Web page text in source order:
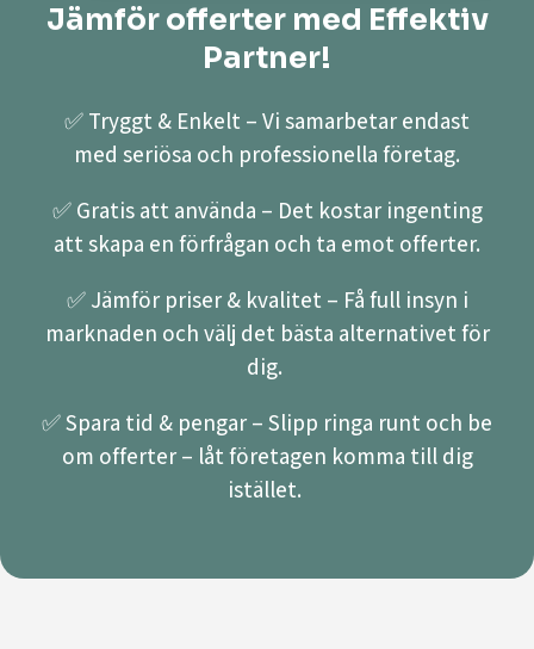
Jämför offerter med Effektiv
Partner!
✅ Tryggt & Enkelt – Vi samarbetar endast
med seriösa och professionella företag.
✅ Gratis att använda – Det kostar ingenting
att skapa en förfrågan och ta emot offerter.
✅ Jämför priser & kvalitet – Få full insyn i
marknaden och välj det bästa alternativet för
dig.
✅ Spara tid & pengar – Slipp ringa runt och be
om offerter – låt företagen komma till dig
istället.